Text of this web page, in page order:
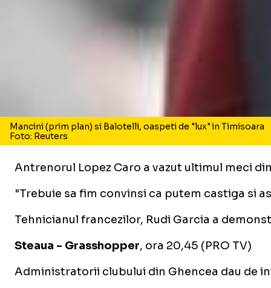
Mancini (prim plan) si Balotelli, oaspeti de "lux" in Timisoara
Foto: Reuters
Antrenorul Lopez Caro a vazut ultimul meci
"Trebuie sa fim convinsi ca putem castiga si
Tehnicianul francezilor, Rudi Garcia a
Steaua - Grasshopper, ora 20,45 (PRO TV)
Administratorii clubului din Ghencea dau de